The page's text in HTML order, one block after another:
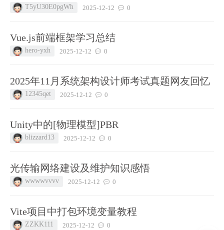
T5yU30E0pgWh 2025-12-12 0
Vue.js前端框架学习总结
hero-yxh 2025-12-12 0
2025年11月系统架构设计师考试真题网友回忆
12345qet 2025-12-12 0
Unity中的[物理模型]PBR
blizzard13 2025-12-12 0
光传输网络建设及维护知识感悟
wwwwvvvv 2025-12-12 0
Vite项目中打包环境变量教程
ZZKK111 2025-12-12 0